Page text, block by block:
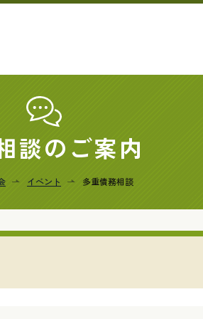
談のご案内
イベント 多重債務相談